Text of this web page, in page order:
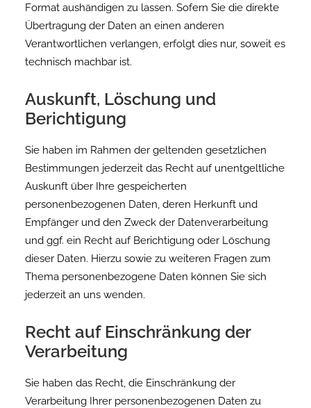
Format aushändigen zu lassen. Sofern Sie die direkte
Übertragung der Daten an einen anderen
Verantwortlichen verlangen, erfolgt dies nur, soweit es
technisch machbar ist.
Auskunft, Löschung und
Berichtigung
Sie haben im Rahmen der geltenden gesetzlichen
Bestimmungen jederzeit das Recht auf unentgeltliche
Auskunft über Ihre gespeicherten
personenbezogenen Daten, deren Herkunft und
Empfänger und den Zweck der Datenverarbeitung
und ggf. ein Recht auf Berichtigung oder Löschung
dieser Daten. Hierzu sowie zu weiteren Fragen zum
Thema personenbezogene Daten können Sie sich
jederzeit an uns wenden.
Recht auf Einschränkung der
Verarbeitung
Sie haben das Recht, die Einschränkung der
Verarbeitung Ihrer personenbezogenen Daten zu